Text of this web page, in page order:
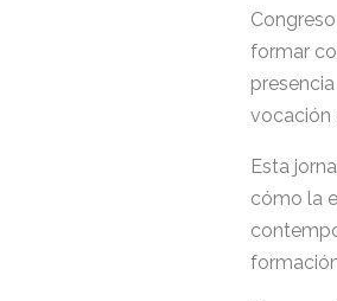
formar
vocación
Esta
cómo la